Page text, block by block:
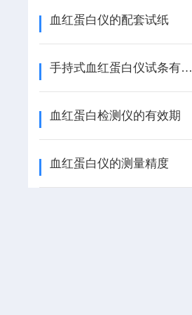
血红蛋白仪的配套试纸
手持式血红蛋白仪试条有效期
血红蛋白检测仪的有效期
血红蛋白仪的测量精度